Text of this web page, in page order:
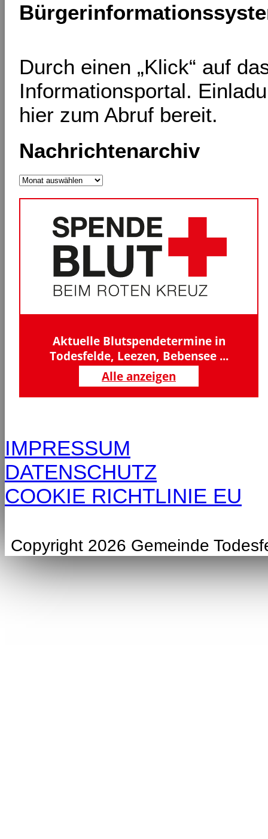
Durch einen „Klick“ auf
Informationsportal.
hier zum Abruf bereit.
Nachrichtenarchiv
Nachrichtenarchiv
Aktuelle Blutspendetermine in
Todesfelde, Leezen, Bebensee ...
Alle anzeigen
IMPRESSUM
DATENSCHUTZ
COOKIE RICHTLINIE EU
Copyright 2026 Gemeinde